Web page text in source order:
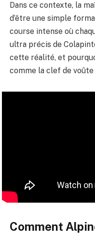
Dans ce contexte, la
d’être une simple
course intense où
ultra précis de
cette réalité, et
comme la clef de
Comment